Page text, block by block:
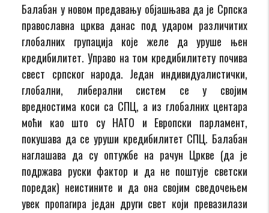
Балабан у новом предавању објашњава да је Српска
православна црква данас под ударом различитих
глобалних групација које желе да уруше њен
кредибилитет. Управо на том кредибилитету почива
свест српског народа. Један индивидуалистички,
глобални, либерални систем се у својим
вредностима коси са СПЦ, а из глобалних центара
моћи као што су НАТО и Европски парламент,
покушава да се уруши кредибилитет СПЦ. Балабан
наглашава да су оптужбе на рачун Цркве (да је
подржава руски фактор и да не поштује светски
поредак) неистините и да она својим сведочењем
увек пропагира један други свет који превазилази